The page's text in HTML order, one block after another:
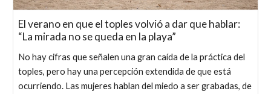
El verano en que el toples volvió a dar que hablar:
“La mirada no se queda en la playa”
No hay cifras que señalen una gran caída de la práctica del
toples, pero hay una percepción extendida de que está
ocurriendo. Las mujeres hablan del miedo a ser grabadas, de